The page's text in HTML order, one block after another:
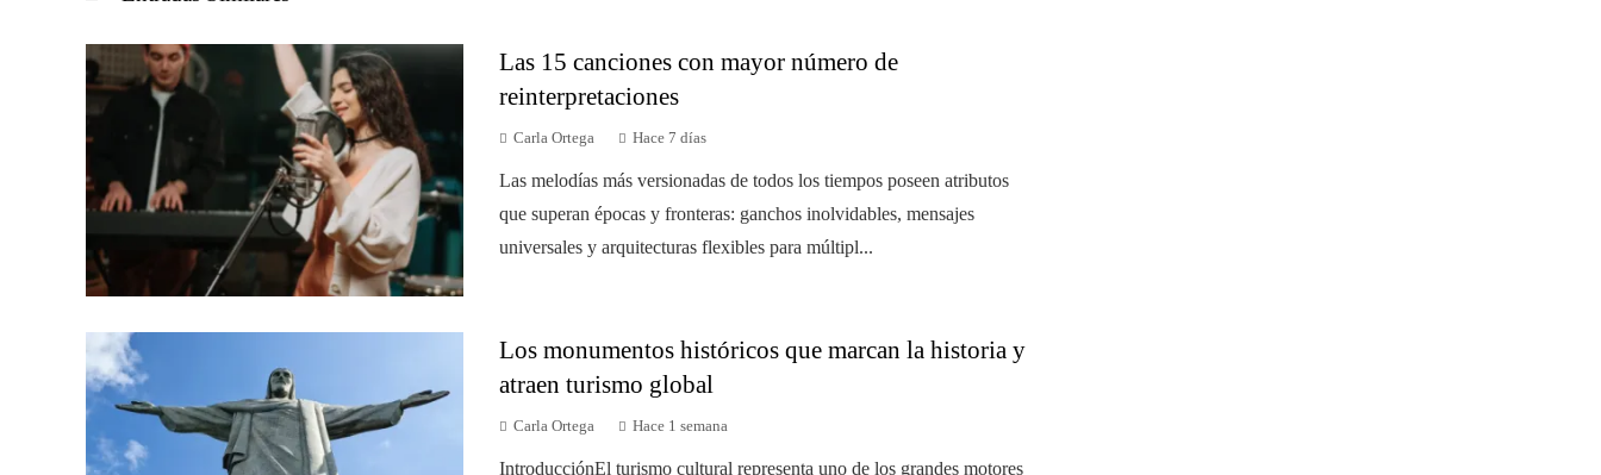
Las 15 canciones con mayor número de
reinterpretaciones
Carla Ortega Hace 7 días
Las melodías más versionadas de todos los tiempos poseen atributos
que superan épocas y fronteras: ganchos inolvidables, mensajes
universales y arquitecturas flexibles para múltipl...
Los monumentos históricos que marcan la historia y
atraen turismo global
Carla Ortega Hace 1 semana
IntroducciónEl turismo cultural representa uno de los grandes motores